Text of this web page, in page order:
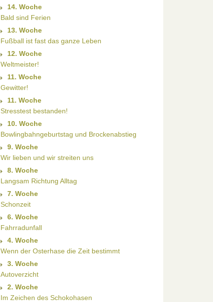
14. Woche
Bald sind Ferien
13. Woche
Fußball ist fast das ganze Leben
12. Woche
Weltmeister!
11. Woche
Gewitter!
11. Woche
Stresstest bestanden!
10. Woche
Bowlingbahngeburtstag und Brockenabstieg
9. Woche
Wir lieben und wir streiten uns
8. Woche
Langsam Richtung Alltag
7. Woche
Schonzeit
6. Woche
Fahrradunfall
4. Woche
Wenn der Osterhase die Zeit bestimmt
3. Woche
Autoverzicht
2. Woche
Im Zeichen des Schokohasen